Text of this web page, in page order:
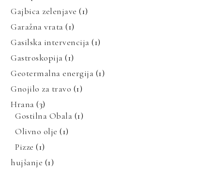
Gajbica zelenjave (1)
Garažna vrata (1)
Gasilska intervencija (1)
Gastroskopija (1)
Geotermalna energija (1)
Gnojilo za travo (1)
Hrana (3)
Gostilna Obala (1)
Olivno olje (1)
Pizze (1)
hujšanje (1)